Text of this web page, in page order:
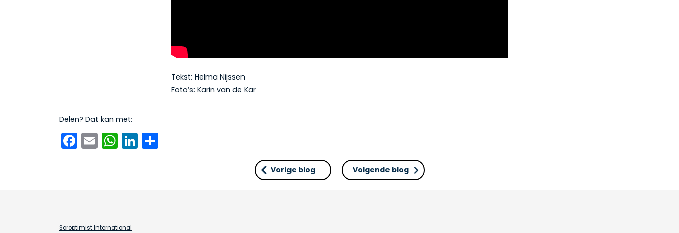
Tekst: Helma Nijssen
Foto’s: Karin van de Kar
Delen? Dat kan met:
Facebook
EmailWhatsApp
LinkedIn
Vorige blog Volgende blog
Soroptimist International